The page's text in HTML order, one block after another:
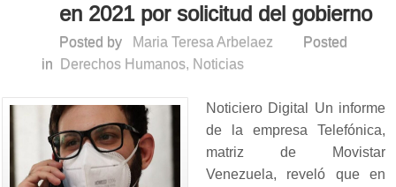
en 2021 por solicitud del gobierno
Posted by Maria Teresa Arbelaez
Posted
in
Derechos Humanos, Noticias
Noticiero Digital Un informe
de la empresa Telefónica,
matriz de Movistar
Venezuela, reveló que en